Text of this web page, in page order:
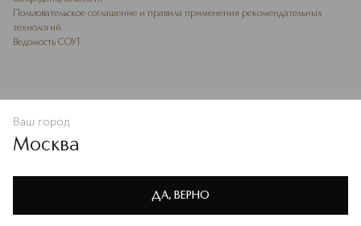
Политике конфиденциальности
В КОРЗИНУ
Пользовательское соглашение и правила применения рекомендательных
технологий
Ведомость СОУТ
Ваш город
Москва
ДА, ВЕРНО